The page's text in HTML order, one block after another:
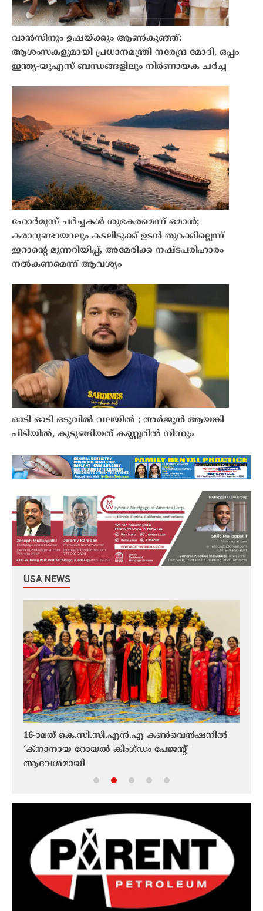
വാൻസിനും ഉഷയ്ക്കും ആൺകുഞ്ഞ്:
ആശംസകളുമായി പ്രധാനമന്ത്രി നരേന്ദ്ര മോദി, ഒപ്പം
ഇന്ത്യ-യുഎസ് ബന്ധങ്ങളിലും നിർണായക ചർച്ച
ഹോർമുസ് ചർച്ചകൾ ശുഭകരമെന്ന് ഒമാൻ;
കരാറുണ്ടായാലും കടലിടുക്ക് ഉടൻ തുറക്കില്ലെന്ന്
ഇറാൻ്റെ മുന്നറിയിപ്പ്, അമേരിക്ക നഷ്ടപരിഹാരം
നൽകണമെന്ന് ആവശ്യം
ഓടി ഓടി ഒടുവിൽ വലയിൽ ; അർജുൻ ആയങ്കി
പിടിയിൽ, കുടുങ്ങിയത് കണ്ണൂരിൽ നിന്നും
USA NEWS
16-ാമത് കെ.സി.സി.എന്‍.എ കൺവെൻഷനിൽ
‘ക്നാനായ റോയൽ കിംഗ്ഡം പേജൻ്റ്’
ആവേശമായി